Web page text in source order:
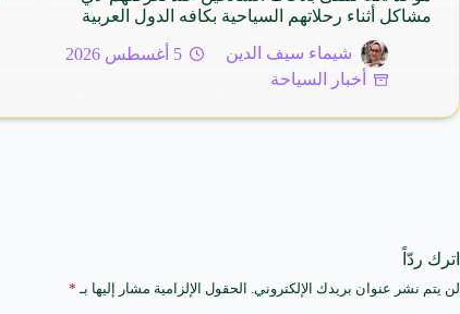
مشاكل أثناء رحلاتهم السياحية بكافه الدول العربية
شيماء سيف الدين
5 أغسطس 2026
أخبار السياحة
اترك ردّاً
لن يتم نشر عنوان بريدك الإلكتروني. الحقول الإلزامية مشار إليها بـ *
A